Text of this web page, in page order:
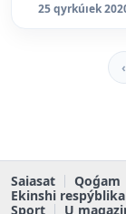
25 qyrkúıek
‹
Saiasat Qoǵam
Ekinshi respýblika
Sport
U